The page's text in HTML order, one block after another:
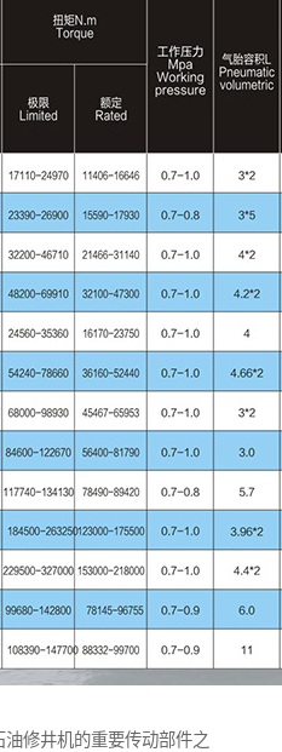
修井机的重要传动部件之